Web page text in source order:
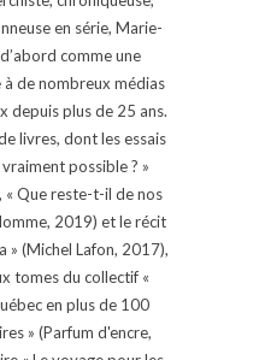
en série, Marie-
comme une
de nombreux médias
depuis plus de 25 ans.
livres, dont les essais
possible ? »
Que reste-t-il de nos
2019) et le récit
» (Michel Lafon, 2017),
tomes du collectif «
en plus de 100
» (Parfum d'encre,